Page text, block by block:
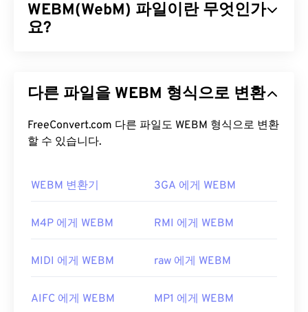
WEBM(WebM) 파일이란 무엇인가
요?
되었습니다. 챕터, 캡션, 자막, 메타데이터 태그, 스트
플레이어를 지원합니다. WEBM은 비디오 스트림을
VP8또는VP9코덱으로, 오디오 스트림을
WEBM 파일을 어떻게 여나요?
VLC 미디어 플레이어 MPlayer는 모든 운영 체제
을 여는 다른 좋은 방법으로는 Microsoft Windows
Winamp Elmedia가
Microsoft 브라우저에는 WebM코덱이내장되어 있
다른 파일을 WEBM 형식으로 변환
FreeConvert.com 다른 파일도 WEBM 형식으로 변환
할 수 있습니다.
WEBM 변환기 3GA 에게 WEBM
M4P 에게 WEBM RMI 에게 WEBM
MIDI 에게 WEBM raw 에게 WEBM
AIFC 에게 WEBM MP1 에게 WEBM